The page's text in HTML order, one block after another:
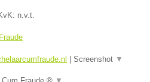
n.v.t.
Screenshot ▼